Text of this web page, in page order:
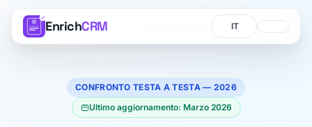
EnrichCRM Lingua
Lingua
CONFRONTO TESTA A TESTA — 2026
Ultimo aggiornamento: Marzo 2026